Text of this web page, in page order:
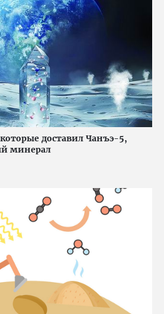
доставил Чанъэ-5,
минерал